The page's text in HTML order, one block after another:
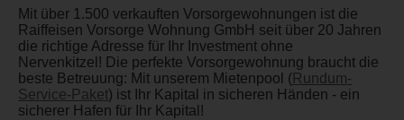
Mit über 1.500 verkauften Vorsorgewohnungen ist die
Raiffeisen Vorsorge Wohnung GmbH seit über 20 Jahren
die richtige Adresse für Ihr Investment ohne
Nervenkitzel! Die perfekte Vorsorgewohnung braucht die
beste Betreuung: Mit unserem Mietenpool (Rundum-
Service-Paket) ist Ihr Kapital in sicheren Händen - ein
sicherer Hafen für Ihr Kapital!